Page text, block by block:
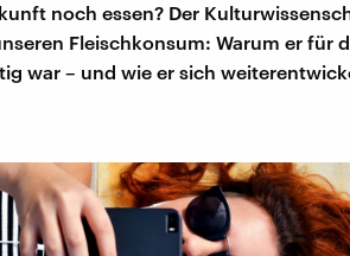
noch essen? Der
Fleischkonsum: Warum er für
war – und wie er sich